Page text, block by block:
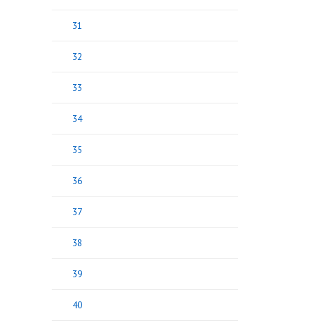
31
32
33
34
35
36
37
38
39
40